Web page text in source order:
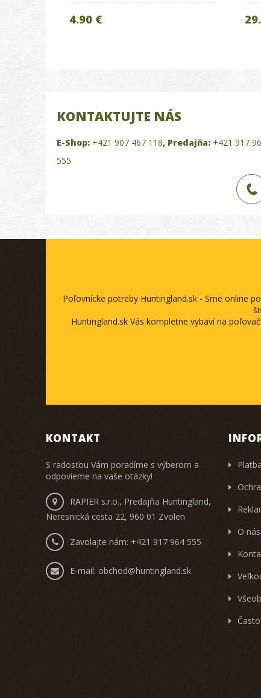
4.90 €
KONTAKTUJTE NÁS
E-Shop: +421 907 467 118, Predajňa: +421 917
555
Poľovnícke potreby Huntingland.sk - Sme online
Huntingland.sk Vás kompletne vybaví na
KONTAKT
S radosťou Vám poradíme s výberom a
odpovieme na vaše otázky!
RAPIER s.r.o., Predajňa Huntingland,
Neresnická cesta 22, 960 01 Zvolen
Zavolajte nám: +421 917 964 555
E-mail: obchod@huntingland.sk
O nás